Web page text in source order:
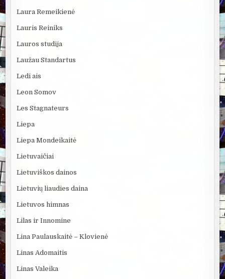
Laura Remeikienė
Lauris Reiniks
Lauros studija
Laužau Standartus
Ledi ais
Leon Somov
Les Stagnateurs
Liepa
Liepa Mondeikaitė
Lietuvaičiai
Lietuviškos dainos
Lietuvių liaudies daina
Lietuvos himnas
Lilas ir Innomine
Lina Paulauskaitė – Klovienė
Linas Adomaitis
Linas Valeika